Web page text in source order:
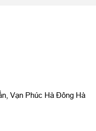
Vạn Phúc Hà Đông Hà